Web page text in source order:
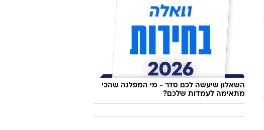
השאלון שיעשה לכם סדר - מי המפלגה שהכי
מתאימה לעמדות שלכם?